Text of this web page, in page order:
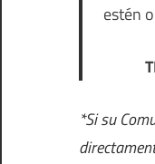
estén
*Si su